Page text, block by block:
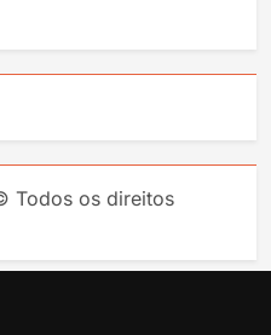
Todos os direitos